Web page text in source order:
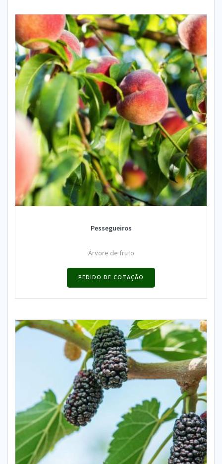
Pessegueiros
Árvore de fruto
PEDIDO DE COTAÇÃO